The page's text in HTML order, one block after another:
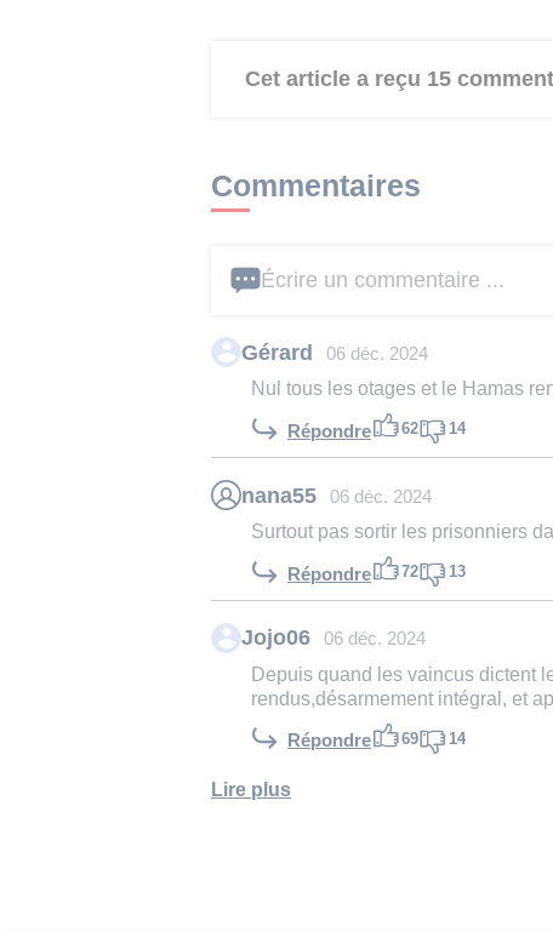
Cet article a reçu 15
Commentaires
Écrire un commentaire ...
Gérard 06 déc. 2024
Nul tous les otages et le Hamas
Répondre 62 14
nana55 06 déc. 2024
Surtout pas sortir les prisonniers
Répondre 72 13
Jojo06 06 déc. 2024
Depuis quand les vaincus dictent
rendus,désarmement intégral, et
Répondre 69 14
Lire plus